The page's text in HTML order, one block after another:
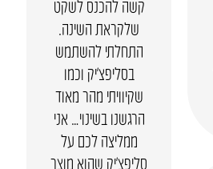
קשה להכנס לשקט
שלקראת השינה.
התחלתי להשתמש
בסליפצ’יק וכמו
שקיוויתי מהר מאוד
הרגשנו בשינוי… אני
ממליצה לכם על
סליפצ’יק שהוא מוצר